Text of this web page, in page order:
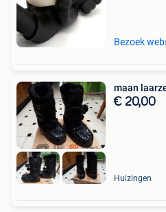
Bezoek
maan
€ 20,00
Huizingen